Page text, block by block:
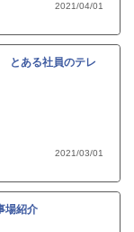
2021/04/01
とある社員のテレ
2021/03/01
場紹介